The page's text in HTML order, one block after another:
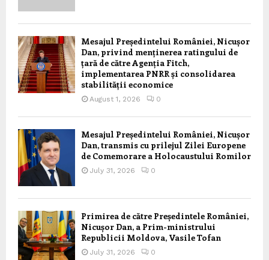
Mesajul Președintelui României, Nicușor
Dan, privind menținerea ratingului de
țară de către Agenția Fitch,
implementarea PNRR și consolidarea
stabilității economice
August 1, 2026 0
Mesajul Președintelui României, Nicușor
Dan, transmis cu prilejul Zilei Europene
de Comemorare a Holocaustului Romilor
July 31, 2026 0
Primirea de către Președintele României,
Nicușor Dan, a Prim-ministrului
Republicii Moldova, Vasile Tofan
July 31, 2026 0